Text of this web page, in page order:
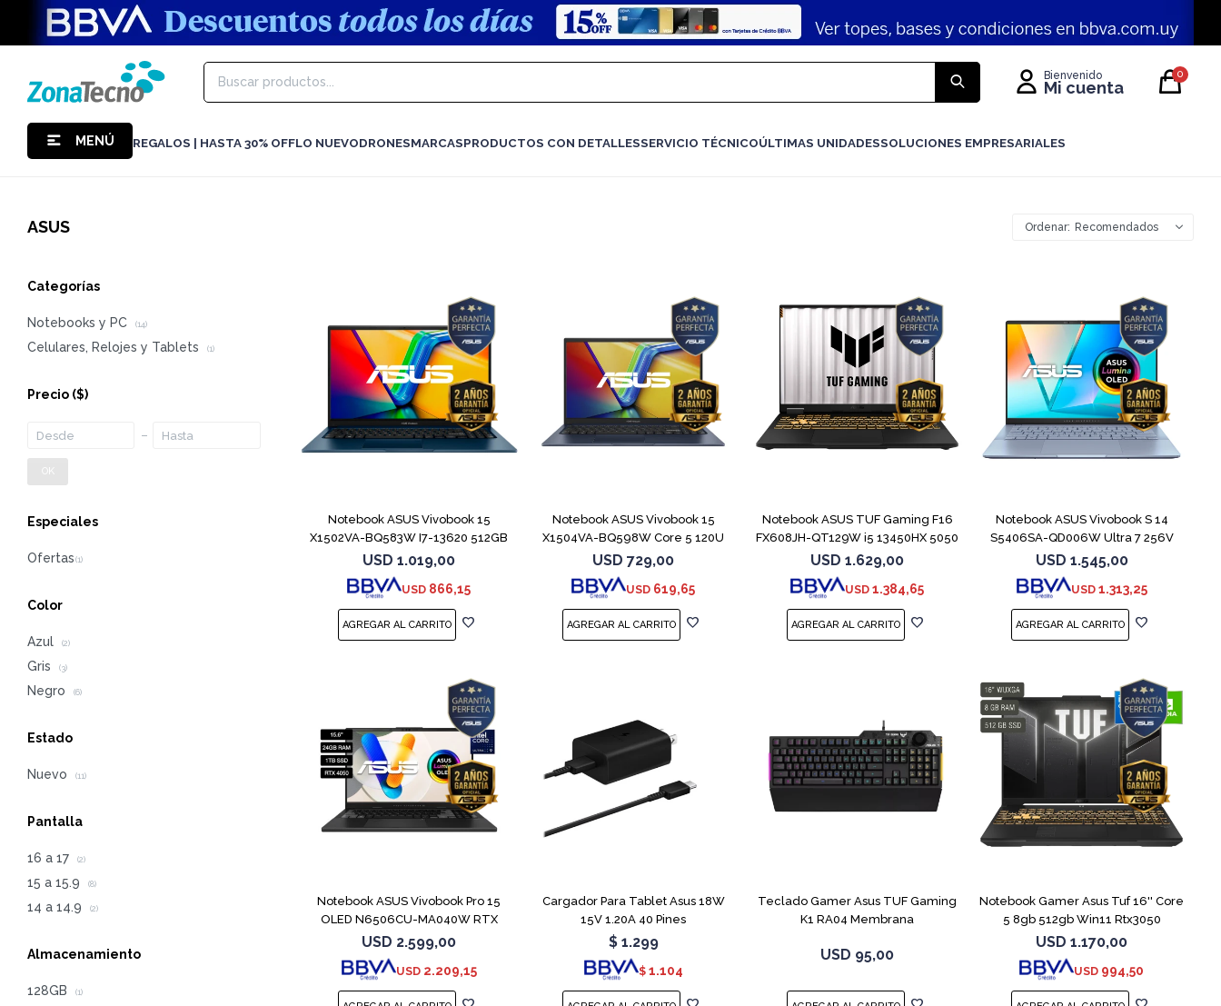
MENÚ REGALOS | HASTA 30% OFFLO NUEVODRONESMARCASPRODUCTOS CON DETALLESSERVICIO TÉCNICOÚLTIMAS UNIDADESSOLUCIONES EMPRESARIALES
0
ASUS Recomendados
Notebook ASUS Vivobook 15
X1502VA-BQ583W I7-13620 512GB
16GB
USD 1.019,00
USD 866,15
Notebook ASUS Vivobook 15
X1504VA-BQ598W Core 5 120U
512GB
USD 729,00
USD 619,65
Notebook ASUS TUF Gaming F16
FX608JH-QT129W i5 13450HX 5050
USD 1.629,00
USD 1.384,65
Notebook ASUS Vivobook S 14
S5406SA-QD006W Ultra 7 256V
1TB
USD 1.545,00
USD 1.313,25
Notebook ASUS Vivobook Pro 15
OLED N6506CU-MA040W RTX
4050
USD 2.599,00
USD 2.209,15
Cargador Para Tablet Asus 18W
15V 1.20A 40 Pines
$ 1.299
$ 1.104
Teclado Gamer Asus TUF Gaming
K1 RA04 Membrana
USD 95,00
Notebook Gamer Asus Tuf 16'' Core
5 8gb 512gb Win11 Rtx3050
USD 1.170,00
USD 994,50
Categorías
Notebooks y PC (14)
Celulares, Relojes y Tablets (1)
Precio ($)
OK
Especiales
Color
Azul (2)
Gris (3)
Negro (6)
Estado
Nuevo (11)
Pantalla
16 a 17 (2)
15 a 15.9 (8)
14 a 14.9 (2)
Almacenamiento
128GB (1)